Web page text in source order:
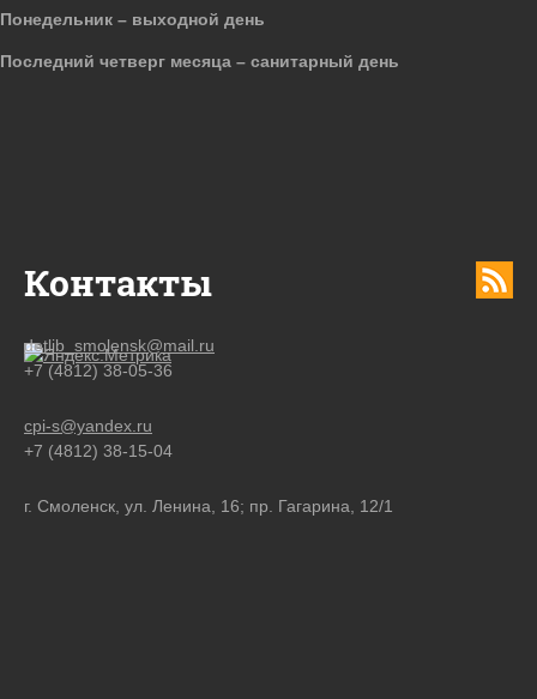
Контакты
detlib_smolensk@mail.ru
+7 (4812) 38-05-36
cpi-s@yandex.ru
+7 (4812) 38-15-04
г. Смоленск, ул. Ленина, 16; пр. Гагарина, 12/1
Понедельник – выходной день
Последний четверг месяца – санитарный день